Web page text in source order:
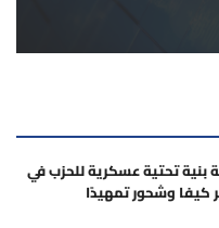
بنية تحتية عسكرية للحزب في
كيفا وشحور تمهيدًا